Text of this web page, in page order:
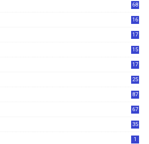
68
16
17
15
17
25
87
67
35
1